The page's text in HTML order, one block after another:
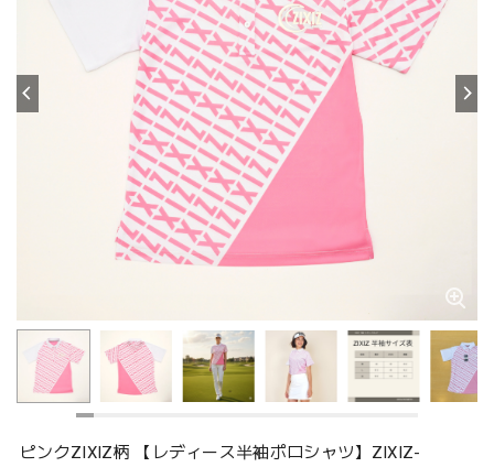
ピンクZIXIZ柄 【レディース半袖ポロシャツ】ZIXIZ-